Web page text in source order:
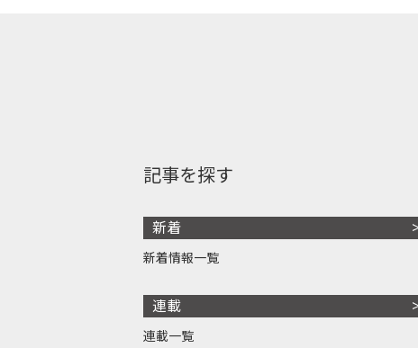
記事を探す
新着
新着情報一覧
連載
連載一覧